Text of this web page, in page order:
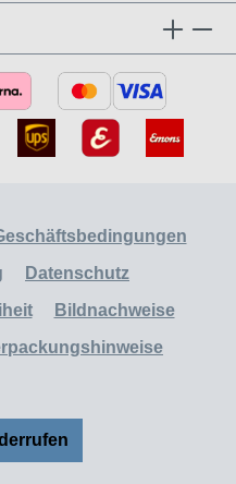
Datenschutz
Bildnachweise